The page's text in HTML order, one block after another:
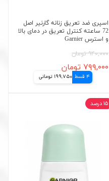
اسپری ضد تعریق زنانه گارنیر اصل
72 ساعته کنترل تعریق در دمای بالا
و استرس Garnier
۹۴۰,۰۰۰ تومان
۷۹۹,۰۰۰ تومان
4 قسط 199,750 تومانی
۱۵ درصد